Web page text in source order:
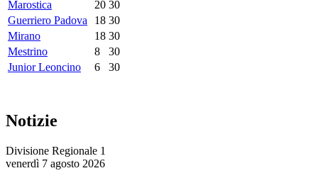
Marostica 20 30
Guerriero Padova
18 30
Mirano
18 30
Mestrino
8
30
Junior Leoncino
6 30
Notizie
Divisione Regionale 1
venerdì 7 agosto 2026